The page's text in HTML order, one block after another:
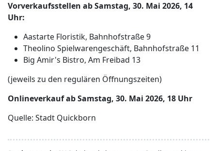
Vorverkaufsstellen ab Samstag, 30. Mai 2026, 14
Uhr:
Aastarte Floristik, Bahnhofstraße 9
Theolino Spielwarengeschäft, Bahnhofstraße 11
Big Amir's Bistro, Am Freibad 13
(jeweils zu den regulären Öffnungszeiten)
Onlineverkauf ab Samstag, 30. Mai 2026, 18 Uhr
Quelle: Stadt Quickborn